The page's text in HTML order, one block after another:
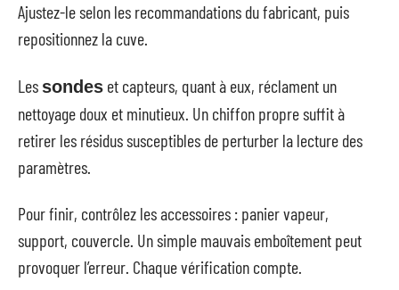
Ajustez-le selon les recommandations du fabricant, puis
repositionnez la cuve.
Les sondes et capteurs, quant à eux, réclament un
nettoyage doux et minutieux. Un chiffon propre suffit à
retirer les résidus susceptibles de perturber la lecture des
paramètres.
Pour finir, contrôlez les accessoires : panier vapeur,
support, couvercle. Un simple mauvais emboîtement peut
provoquer l’erreur. Chaque vérification compte.